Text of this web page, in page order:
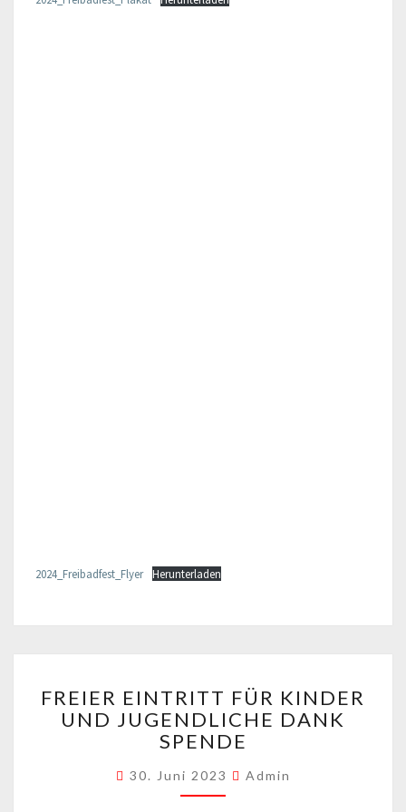
2024_Freibadfest_Flyer Herunterladen
EINTRITT
FÜR
KINDER
JUGENDLICHE
DANK
FREIER EINTRITT FÜR KINDER
UND JUGENDLICHE DANK
SPENDE
30. Juni 2023 Admin